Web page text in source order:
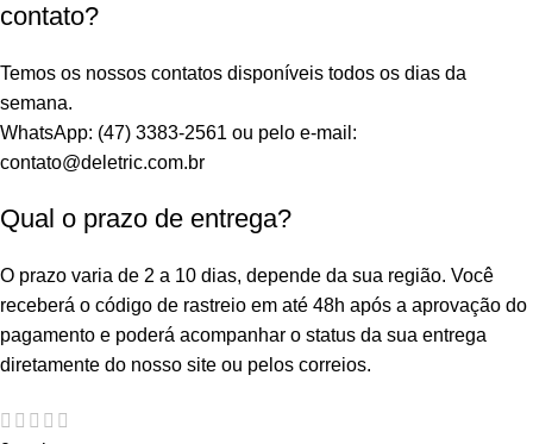
contato?
Temos os nossos contatos disponíveis todos os dias da
semana.
WhatsApp: (47) 3383-2561 ou pelo e-mail:
contato@deletric.com.br
Qual o prazo de entrega?
O prazo varia de 2 a 10 dias, depende da sua região. Você
receberá o código de rastreio em até 48h após a aprovação do
pagamento e poderá acompanhar o status da sua entrega
diretamente do nosso site ou pelos correios.